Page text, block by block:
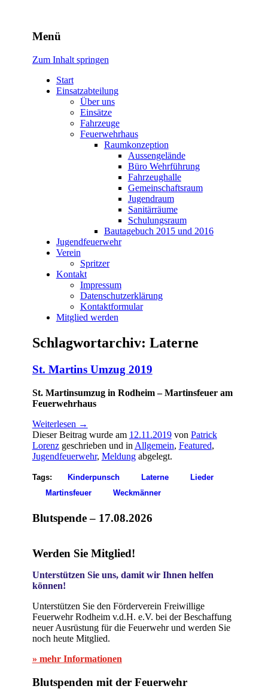
Freiwillige Feuerwehr
Rodheim v.d.H.
Menü
Zum Inhalt springen
Start
Einsatzabteilung
Über uns
Einsätze
Fahrzeuge
Feuerwehrhaus
Raumkonzeption
Aussengelände
Büro Wehrführung
Fahrzeughalle
Gemeinschaftsraum
Jugendraum
Sanitärräume
Schulungsraum
Bautagebuch 2015 und 2016
Jugendfeuerwehr
Verein
Spritzer
Kontakt
Impressum
Datenschutzerklärung
Kontaktformular
Mitglied werden
Schlagwortarchiv: Laterne
St. Martins Umzug 2019
St. Martinsumzug in Rodheim – Martinsfeuer am
Feuerwehrhaus
Weiterlesen →
Dieser Beitrag wurde am 12.11.2019von Patrick
Lorenzgeschrieben und in Allgemein, Featured,
Jugendfeuerwehr, Meldungabgelegt.
Tags: Kinderpunsch Laterne
Lieder
Martinsfeuer
Weckmänner
Blutspende – 17.08.2026
Werden Sie Mitglied!
Unterstützen Sie uns, damit wir Ihnen helfen
können!
Unterstützen Sie den Förderverein Freiwillige
Feuerwehr Rodheim v.d.H. e.V. bei der Beschaffung
neuer Ausrüstung für die Feuerwehr und werden Sie
noch heute Mitglied.
» mehr Informationen
Blutspenden mit der Feuerwehr